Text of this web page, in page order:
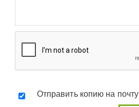
Отправить копию на почту